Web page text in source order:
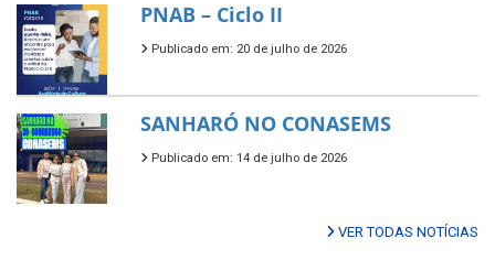
PNAB – Ciclo II
Publicado em: 20 de julho de 2026
SANHARÓ NO CONASEMS
Publicado em: 14 de julho de 2026
VER TODAS NOTÍCIAS